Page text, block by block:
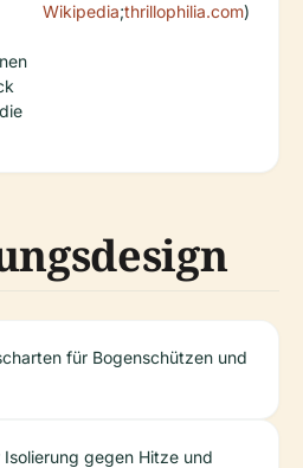
Wikipedia;thrillophilia.com)
für Bogenschützen und
gegen Hitze und